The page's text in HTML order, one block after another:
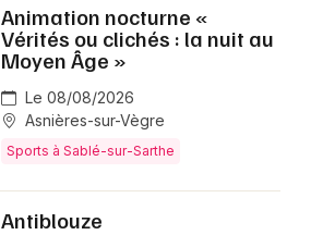
Animation nocturne «
Vérités ou clichés : la nuit au
Moyen Âge »
Le 08/08/2026
Asnières-sur-Vègre
Sports à Sablé-sur-Sarthe
Antiblouze